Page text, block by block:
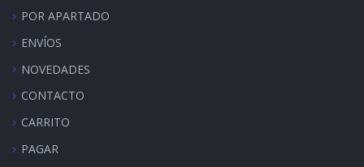
POR APARTADO
ENVÍOS
NOVEDADES
CONTACTO
CARRITO
PAGAR